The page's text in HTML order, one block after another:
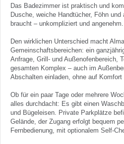
Das Badezimmer ist praktisch und
Dusche, weiche Handtücher, Föhn
braucht – unkompliziert und angenehm.
Den wirklichen Unterschied macht
Gemeinschaftsbereichen: ein
Anfrage, Grill- und Außenofenbereich,
gesamten Komplex – auch im
Abschalten einladen, ohne auf
Ob für ein paar Tage oder mehrere
alles durchdacht: Es gibt einen
und Bügeleisen. Private Parkplätze
Gelände, der Zugang erfolgt bequem
Fernbedienung, mit optionalem Self-